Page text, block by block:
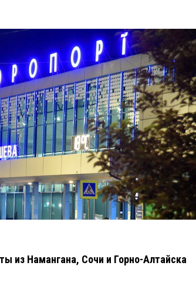
из Намангана, Сочи и Горно-Алтайска